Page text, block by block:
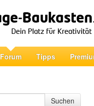
Forum Tipps
Suchen